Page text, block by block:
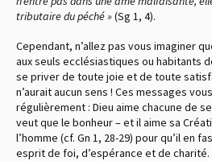
tributaire du péché »(Sg 1, 4).
Cependant, n’allez pas vous imaginer
aux seuls ecclésiastiques ou habitants
se priver de toute joie et de toute
n’aurait aucun sens ! Ces messages
régulièrement : Dieu aime chacune de
veut que le bonheur – et il aime sa
l’homme (cf. Gn 1, 28-29) pour qu’il en
esprit de foi, d’espérance et de charité.